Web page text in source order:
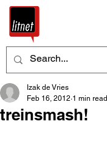
treinsmash!
Izak de Vries
Feb 16, 2012 1 min read